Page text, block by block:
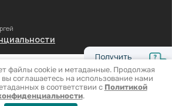
Получить
консультацию
онлайн
файлы cookie и метаданные. Продолжая
вы соглашаетесь на использование нами
в соответствии с Политикой
.
Мегагрупп.ру